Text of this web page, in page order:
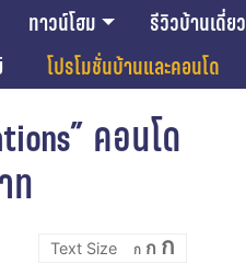
ทาวน์โฮม รีวิวบ้านเดี่ยว
โปรโมชั่นบ้านและคอนโด
คอนโด
ท
ก
Decrease
font
size.
ก Reset
font
ก